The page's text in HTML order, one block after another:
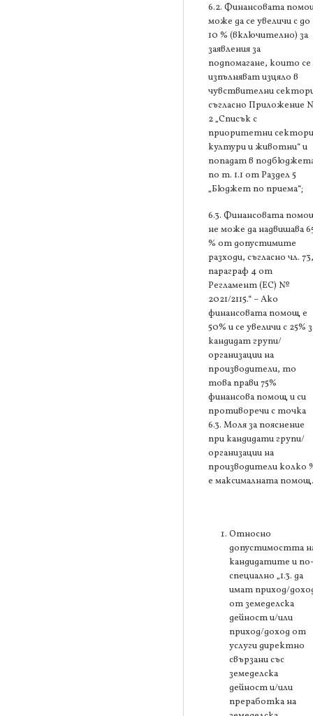
6.2. Финансовата
може да се увеличи с до
10 % (включително) за
заявления за
подпомагане, които се
изпълняват изцяло в
чувствителни
съгласно Приложение
2 „Списък с
приоритетни
култури и животни“ и
попадат в
по т. 1.1 от Раздел 5
„Бюджет по приема“;
6.3. Финансовата
не може да надвишава
% от допустимите
разходи, съгласно чл. 73,
параграф 4 от
Регламент (ЕС) №
2021/2115.“ – Ако
финансовата помощ е
50% и се увеличи с 25%
кандидат групи/
организации на
производители, то
това прави 75%
финансова помощ и си
противоречи с точка
6.3. Моля за пояснение
при кандидати групи/
организации на
производители колко
е максималната помощ.
Относно
допустимостта
кандидатите и по-
специално „1.3. да
имат приход/
от земеделска
дейност и/или
приход/доход от
услуги директно
свързани със
земеделска
дейност и/или
преработка на